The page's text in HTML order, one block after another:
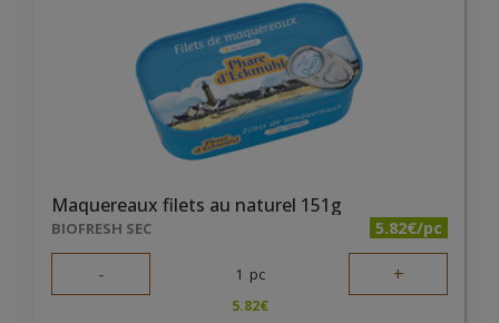
Maquereaux filets au naturel 151g
BIOFRESH SEC 5.82€/pc
- 1 pc +
5.82€